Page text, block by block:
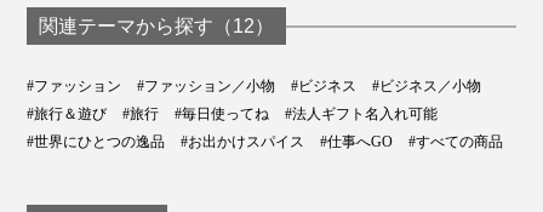
関連テーマから探す（12）
#ファッション #ファッション／小物 #ビジネス
#ビジネス／小物
#旅行＆遊び
#旅行 #毎日使ってね
#法人ギフト名入れ可能
#世界にひとつの逸品
#お出かけスパイス #仕事へGO #すべての商品